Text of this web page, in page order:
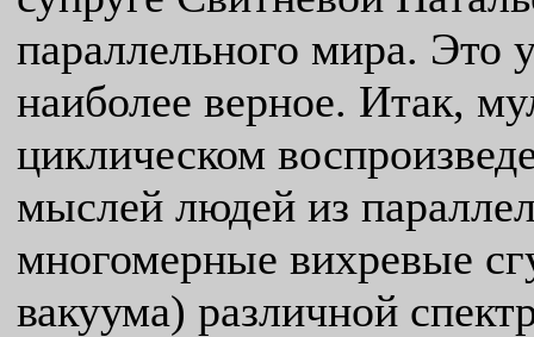
параллельного мира. Это
наиболее верное. Итак,
циклическом
мыслей людей из
многомерные вихревые
вакуума) различной